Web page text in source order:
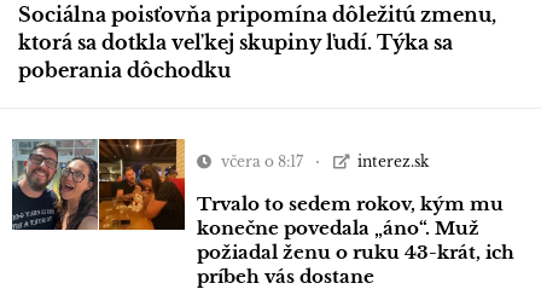
Sociálna poisťovňa pripomína dôležitú zmenu,
ktorá sa dotkla veľkej skupiny ľudí. Týka sa
poberania dôchodku
včera o 8:17 interez.sk
Trvalo to sedem rokov, kým mu
konečne povedala „áno“. Muž
požiadal ženu o ruku 43-krát, ich
príbeh vás dostane